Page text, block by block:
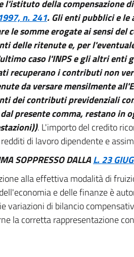
l'istituto della compensazione
n. 241. Gli enti pubblici e
le somme erogate ai sensi del
delle ritenute e, per
caso l'INPS e gli altri enti
recuperano i contributi non
da versare mensilmente
dei contributi previdenziali
presente comma, restano in
. L'importo del credito
di lavoro dipendente e
SOPPRESSO DALLAL. 23
alla effettiva modalità di
e delle finanze è
variazioni di bilancio
la corretta rappresentazione